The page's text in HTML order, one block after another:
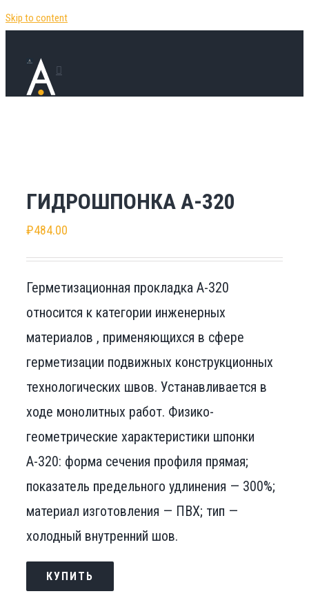
Skip to content
ГИДРОШПОНКА А-320
₽484.00
Герметизационная прокладка А-320
относится к категории инженерных
материалов , применяющихся в сфере
герметизации подвижных конструкционных
технологических швов. Устанавливается в
ходе монолитных работ. Физико-
геометрические характеристики шпонки
А-320: форма сечения профиля прямая;
показатель предельного удлинения — 300%;
материал изготовления — ПВХ; тип —
холодный внутренний шов.
КУПИТЬ